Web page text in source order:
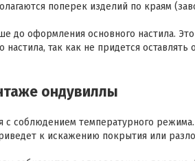
поперек изделий по краям
до оформления основного настила.
настила, так как не придется
ондувиллы
с соблюдением температурного
к искажению покрытия или